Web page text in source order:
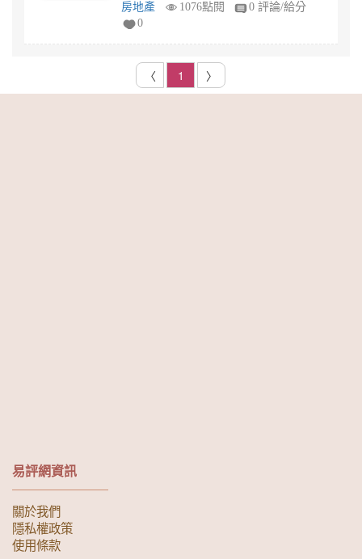
房地產 1076點閱
0 評論/給分
0
〈 1 〉
易評網資訊
關於我們
隱私權政策
使用條款